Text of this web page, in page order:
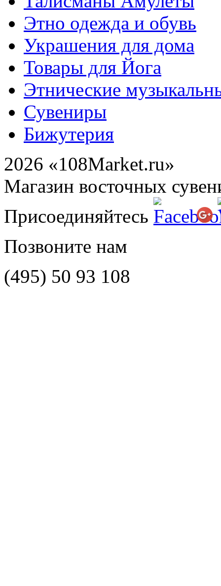
Этно одежда и обувь
Украшения для дома
Товары для Йога
Этнические
Сувениры
Бижутерия
2026 «108Market.ru»
Магазин восточных
Присоединяйтесь
Позвоните нам
(495) 50 93 108